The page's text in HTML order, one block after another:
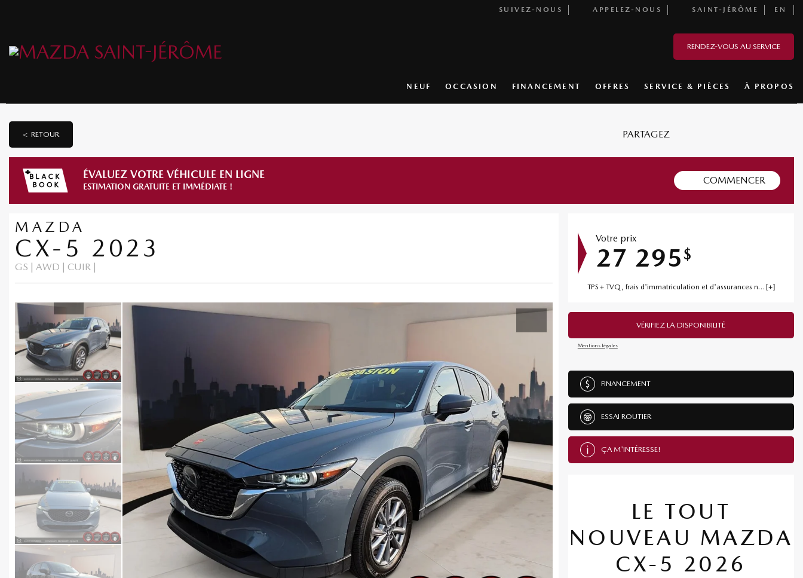
SUIVEZ-NOUS APPELEZ-NOUS SAINT-JÉRÔME EN
RENDEZ-VOUS AU SERVICE
NEUF OCCASION FINANCEMENT OFFRES SERVICE & PIÈCES À PROPOS
< RETOUR PARTAGEZ
ÉVALUEZ VOTRE VÉHICULE EN LIGNE
ESTIMATION GRATUITE ET IMMÉDIATE !
COMMENCER
MAZDA
CX-5 2023
GS | AWD | CUIR |
Votre prix
27 295$
TPS + TVQ, frais d'immatriculation et d'assurances non inclus.
VÉRIFIEZ LA DISPONIBILITÉ
Mentions légales
FINANCEMENT
ESSAI ROUTIER
ÇA M'INTÉRESSE!
LE TOUT
NOUVEAU MAZDA
CX-5 2026